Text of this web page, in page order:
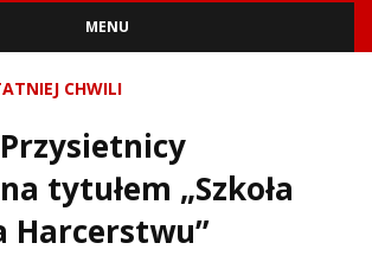
MENU
CHWILI
Przysietnicy
tytułem „Szkoła
Harcerstwu”